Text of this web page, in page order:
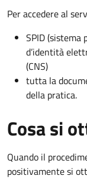
Per accedere al
SPID
d’identità
(CNS)
tutta la
della pratica.
Cosa si
Quando il
positivamente si